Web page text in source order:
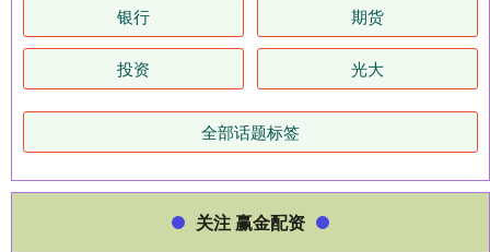
银行 期货
投资 光大
全部话题标签
关注 赢金配资